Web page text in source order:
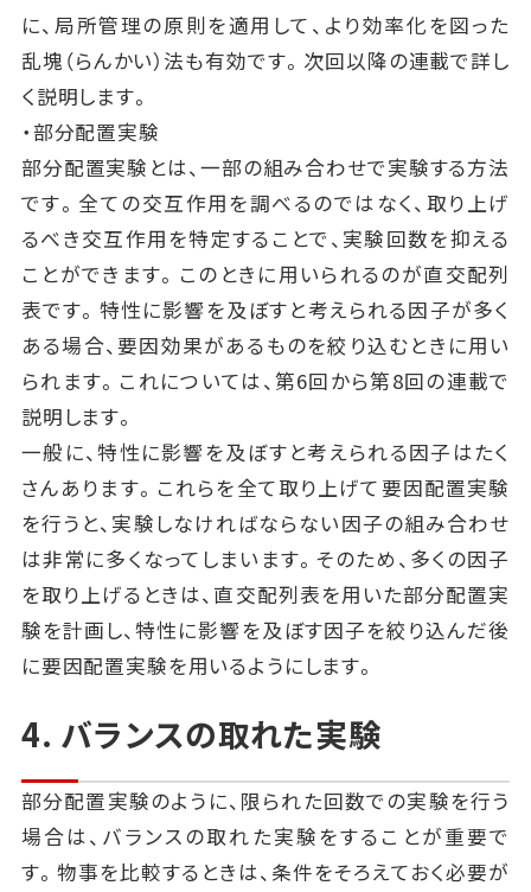
に、局所管理の原則を適用して、より効率化を図った
乱塊（らんかい）法も有効です。次回以降の連載で詳し
く説明します。
・部分配置実験
部分配置実験とは、一部の組み合わせで実験する方法
です。全ての交互作用を調べるのではなく、取り上げ
るべき交互作用を特定することで、実験回数を抑える
ことができます。このときに用いられるのが直交配列
表です。特性に影響を及ぼすと考えられる因子が多く
ある場合、要因効果があるものを絞り込むときに用い
られます。これについては、第6回から第8回の連載で
説明します。
一般に、特性に影響を及ぼすと考えられる因子はたく
さんあります。これらを全て取り上げて要因配置実験
を行うと、実験しなければならない因子の組み合わせ
は非常に多くなってしまいます。そのため、多くの因子
を取り上げるときは、直交配列表を用いた部分配置実
験を計画し、特性に影響を及ぼす因子を絞り込んだ後
に要因配置実験を用いるようにします。
4. バランスの取れた実験
部分配置実験のように、限られた回数での実験を行う
場合は、バランスの取れた実験をすることが重要で
す。物事を比較するときは、条件をそろえておく必要が